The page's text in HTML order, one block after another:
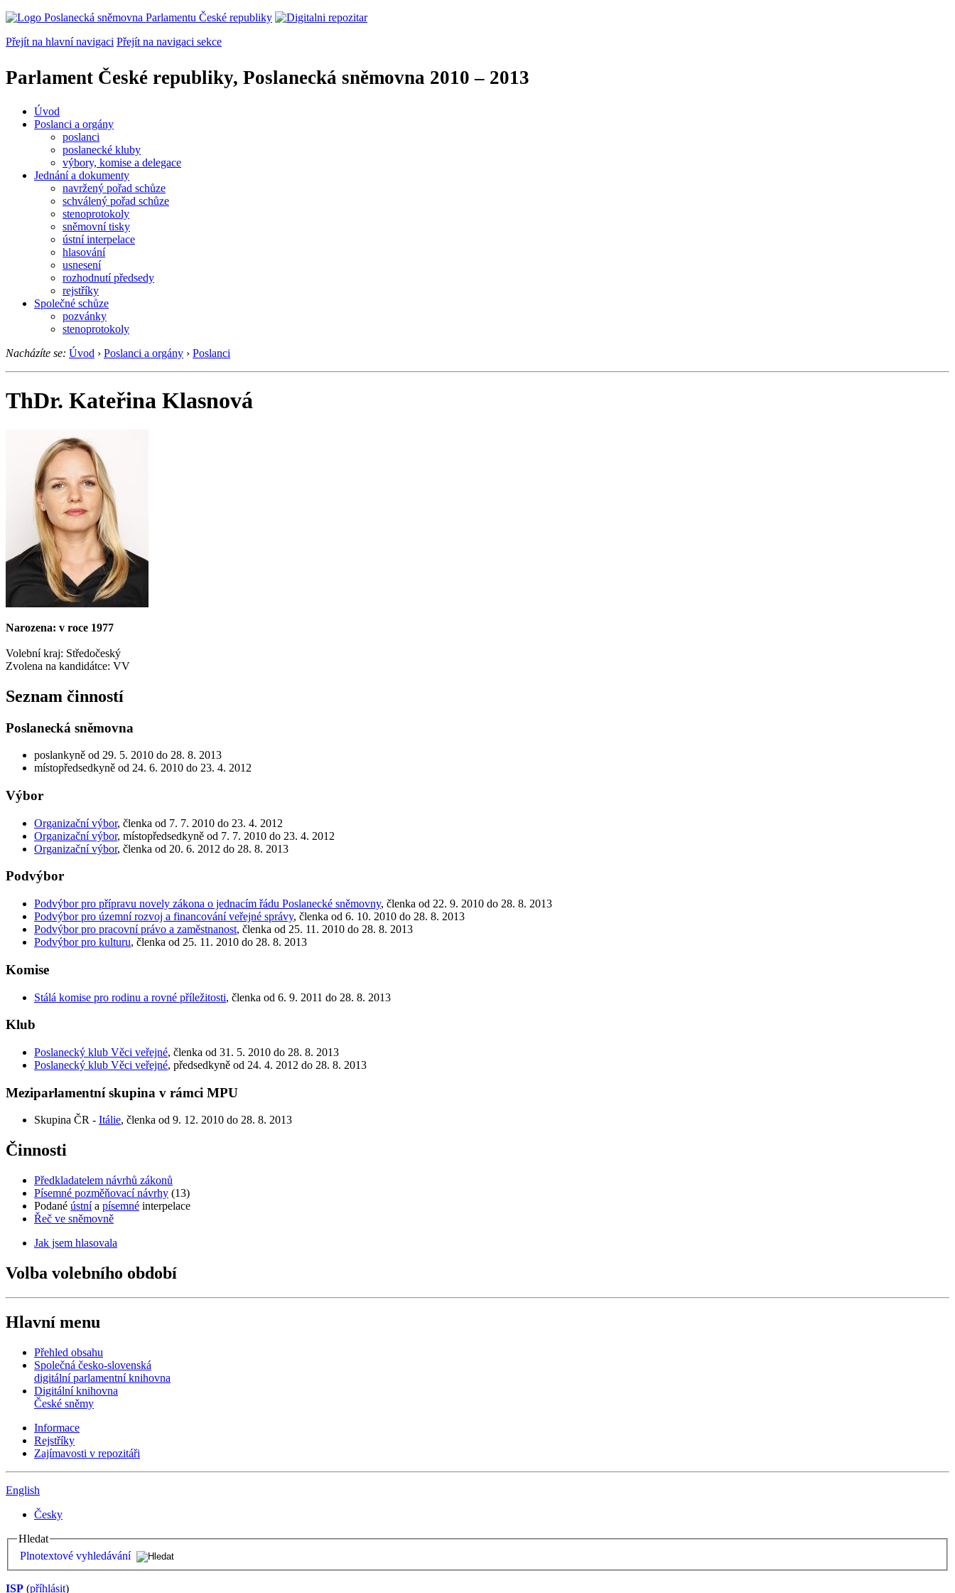
Přejít na hlavní navigaci Přejít na navigaci sekce
Parlament České republiky, Poslanecká sněmovna 2010 – 2013
Úvod
Poslanci a orgány
poslanci
poslanecké kluby
výbory, komise a delegace
Jednání a dokumenty
navržený pořad schůze
schválený pořad schůze
stenoprotokoly
sněmovní tisky
ústní interpelace
hlasování
usnesení
rozhodnutí předsedy
rejstříky
Společné schůze
pozvánky
stenoprotokoly
Nacházíte se: Úvod › Poslanci a orgány › Poslanci
ThDr. Kateřina Klasnová
Narozena: v roce 1977
Volební kraj: Středočeský
Zvolena na kandidátce: VV
Seznam činností
Poslanecká sněmovna
poslankyně od 29. 5. 2010 do 28. 8. 2013
místopředsedkyně od 24. 6. 2010 do 23. 4. 2012
Výbor
Organizační výbor, členka od 7. 7. 2010 do 23. 4. 2012
Organizační výbor, místopředsedkyně od 7. 7. 2010 do 23. 4. 2012
Organizační výbor, členka od 20. 6. 2012 do 28. 8. 2013
Podvýbor
Podvýbor pro přípravu novely zákona o jednacím řádu Poslanecké sněmovny, členka od 22. 9. 2010 do 28. 8. 2013
Podvýbor pro územní rozvoj a financování veřejné správy, členka od 6. 10. 2010 do 28. 8. 2013
Podvýbor pro pracovní právo a zaměstnanost, členka od 25. 11. 2010 do 28. 8. 2013
Podvýbor pro kulturu, členka od 25. 11. 2010 do 28. 8. 2013
Komise
Stálá komise pro rodinu a rovné příležitosti, členka od 6. 9. 2011 do 28. 8. 2013
Klub
Poslanecký klub Věci veřejné, členka od 31. 5. 2010 do 28. 8. 2013
Poslanecký klub Věci veřejné, předsedkyně od 24. 4. 2012 do 28. 8. 2013
Meziparlamentní skupina v rámci MPU
Skupina ČR - Itálie, členka od 9. 12. 2010 do 28. 8. 2013
Činnosti
Předkladatelem návrhů zákonů
Písemné pozměňovací návrhy (13)
Podané ústnía písemné interpelace
Řeč ve sněmovně
Jak jsem hlasovala
Volba volebního období
Hlavní menu
Přehled obsahu
Společná česko-slovenská
digitální parlamentní knihovna
Digitální knihovna
České sněmy
Informace
Rejstříky
Zajímavosti v repozitáři
English
Česky
Hledat
Plnotextové vyhledávání
ISP (příhlásit)